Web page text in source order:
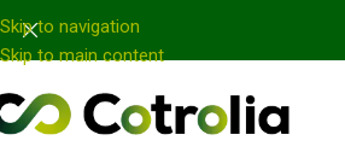
Panneau de gestion des cookies
Skip to navigation
Skip to main content